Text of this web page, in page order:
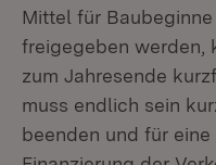
Mittel für
freigegeben werden,
zum Jahresende
muss endlich sein
beenden und für